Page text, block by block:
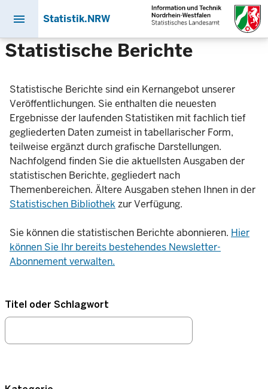
Direkt
zum
menu Statistik.NRW
Statistische Berichte
Statistische Berichte sind ein Kernangebot unserer
Veröffentlichungen. Sie enthalten die neuesten
Ergebnisse der laufenden Statistiken mit fachlich tief
gegliederten Daten zumeist in tabellarischer Form,
teilweise ergänzt durch grafische Darstellungen.
Nachfolgend finden Sie die aktuellsten Ausgaben der
statistischen Berichte, gegliedert nach
Themenbereichen. Ältere Ausgaben stehen Ihnen in der
Statistischen Bibliothek zur Verfügung.
Sie können die statistischen Berichte abonnieren. Hier
können Sie Ihr bereits bestehendes Newsletter-
Abonnement verwalten.
Titel oder Schlagwort